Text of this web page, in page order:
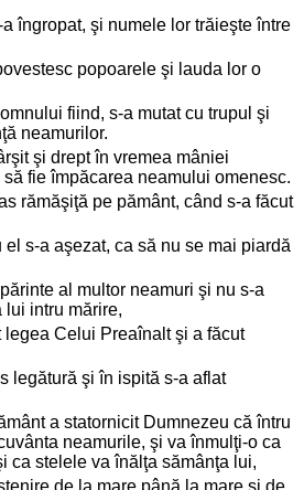
îngropat, şi numele lor trăieşte între
popoarele şi lauda lor o
fiind, s-a mutat cu trupul şi
neamurilor.
şi drept în vremea mâniei
fie împăcarea neamului omenesc.
rămăşiţă pe pământ, când s-a făcut
el s-a aşezat, ca să nu se mai piardă
al multor neamuri şi nu s-a
lui intru mărire,
Celui Preaînalt şi a făcut
legătură şi în ispită s-a aflat
a statornicit Dumnezeu că întru
neamurile, şi va înmulţi-o ca
ca stelele va înălţa sămânţa lui,
de la mare până la mare şi de